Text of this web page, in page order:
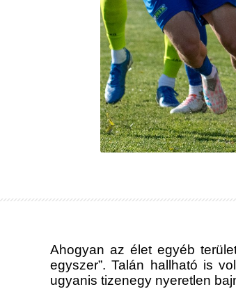
Ahogyan az élet egyéb
egyszer”. Talán hallható is
ugyanis tizenegy nyeretlen